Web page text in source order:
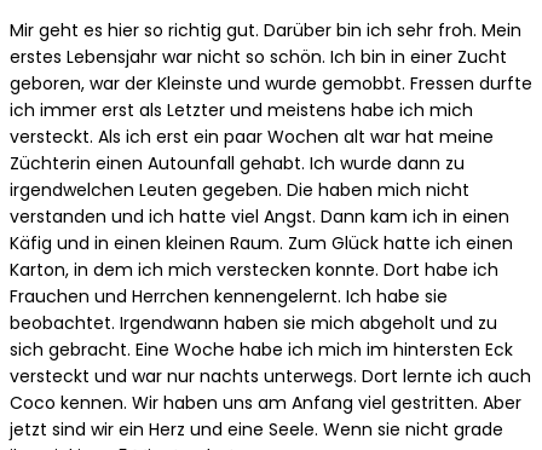
Mir geht es hier so richtig gut. Darüber bin ich sehr froh. Mein
erstes Lebensjahr war nicht so schön. Ich bin in einer Zucht
geboren, war der Kleinste und wurde gemobbt. Fressen durfte
ich immer erst als Letzter und meistens habe ich mich
versteckt. Als ich erst ein paar Wochen alt war hat meine
Züchterin einen Autounfall gehabt. Ich wurde dann zu
irgendwelchen Leuten gegeben. Die haben mich nicht
verstanden und ich hatte viel Angst. Dann kam ich in einen
Käfig und in einen kleinen Raum. Zum Glück hatte ich einen
Karton, in dem ich mich verstecken konnte. Dort habe ich
Frauchen und Herrchen kennengelernt. Ich habe sie
beobachtet. Irgendwann haben sie mich abgeholt und zu
sich gebracht. Eine Woche habe ich mich im hintersten Eck
versteckt und war nur nachts unterwegs. Dort lernte ich auch
Coco kennen. Wir haben uns am Anfang viel gestritten. Aber
jetzt sind wir ein Herz und eine Seele. Wenn sie nicht grade